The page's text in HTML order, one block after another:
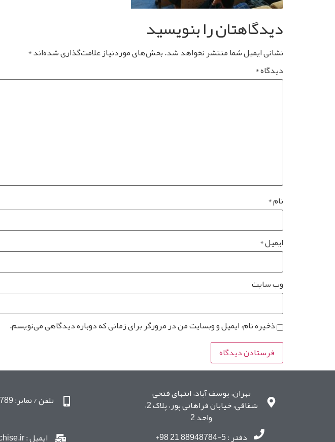
دیدگاهتان را بنویسید
نشانی ایمیل شما منتشر نخواهد شد.بخش‌های موردنیاز علامت‌گذاری شده‌اند*
دیدگاه*
نام*
ایمیل*
وب‌ سایت
ذخیره نام، ایمیل و وبسایت من در مرورگر برای زمانی که دوباره دیدگاهی می‌نویسم.
تهران، یوسف آباد، انتهای فتحی
شقاقی، خیابان فراهانی پور، پلاک 2،
واحد 2
دفتر : 5-88948784 21 98+
تلفن / نمابر: 88948789 21 98+
ایمیل : Info@ir-franchise.ir